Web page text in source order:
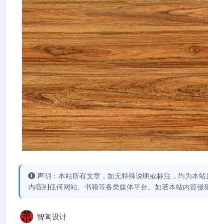
声明：本站所有文章，如无特殊说明或标注，均为本
内容到任何网站、书籍等各类媒体平台。如若本站内容侵
智陶设计